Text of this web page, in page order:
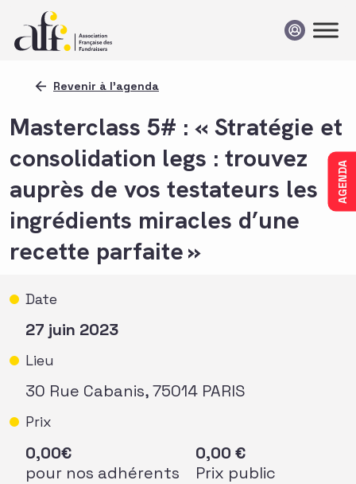
AGENDA
Revenir à l'agenda
Masterclass 5# : « Stratégie et
consolidation legs : trouvez
auprès de vos testateurs les
ingrédients miracles d’une
recette parfaite »
Date
27 juin 2023
Lieu
30 Rue Cabanis, 75014 PARIS
Prix
0,00€
pour nos adhérents
0,00 €
Prix public